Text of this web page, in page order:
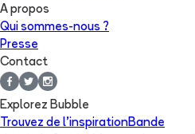
A propos
Qui sommes-nous ?
Presse
Contact
Explorez Bubble
Trouvez de l'inspirationBande